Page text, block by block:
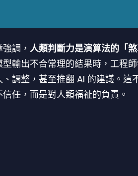
調， 人類判斷力是演算法的「
型輸出不合常理的結果時，工程
、調整，甚至推翻 AI 的建議。這
任，而是對人類福祉的負責。